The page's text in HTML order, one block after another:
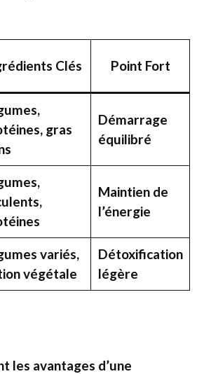
Clés Point Fort
gras
Démarrage
équilibré
Maintien de
l’énergie
variés,
végétale
Détoxification
légère
les avantages d’une